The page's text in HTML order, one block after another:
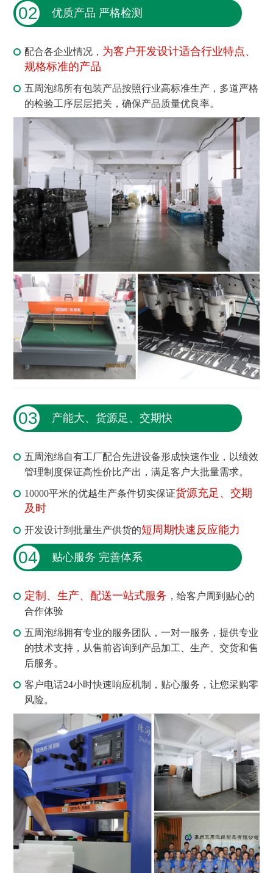
02 优质产品 严格检测
配合各企业情况， 为客户开发设计适合行业特点、
规格标准的产品
五周泡绵所有包装产品按照行业高标准生产，多道严格
的检验工序层层把关，确保产品质量优良率。
03 产能大、货源足、交期快
五周泡绵自有工厂配合先进设备形成快速作业，以绩效
管理制度保证高性价比产出，满足客户大批量需求。
10000平米的优越生产条件切实保证货源充足、交期
及时
开发设计到批量生产供货的短周期快速反应能力
04 贴心服务 完善体系
定制、生产、配送一站式服务 ，给客户周到贴心的
合作体验
五周泡绵拥有专业的服务团队，一对一服务，提供专业
的技术支持，从售前咨询到产品加工、生产、交货和售
后服务。
客户电话24小时快速响应机制，贴心服务，让您采购零
风险。